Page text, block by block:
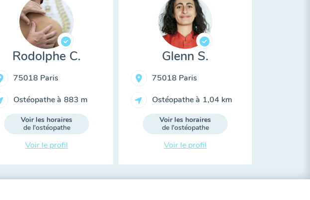
Rodolphe C.
75018 Paris
Ostéopathe à 883 m
Voir les horaires
de l'ostéopathe
Voir le profil
Glenn S.
75018 Paris
Ostéopathe à 1,04 km
Voir les horaires
de l'ostéopathe
Voir le profil